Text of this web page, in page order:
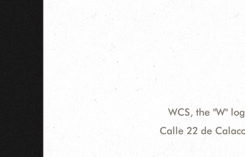
WCS, the "W"
ContactAddress:
Calle 22 de